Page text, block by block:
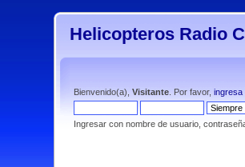
Helicopteros Radio
Bienvenido(a),Visitante . Por favor,ingresa
Ingresar con nombre de usuario,